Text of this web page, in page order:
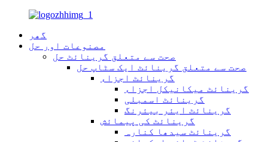
گھر
مصنوعات اور حل
صحت سے متعلق گرینائٹ حل
صحت سے متعلق گرینائٹ ایک سٹاپ حل
گرینائٹ اجزاء
گرینائٹ میکانیکل اجزاء
گرینائٹ اسمبلی
گرینائٹ ایئر بیئرنگ
گرینائٹ کی پیمائش
گرینائٹ سیدھا کنارہ